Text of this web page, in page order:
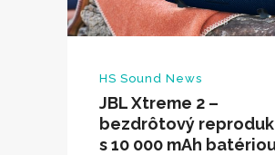
HS Sound News
JBL Xtreme 2 –
bezdrôtový
s 10 000 mAh